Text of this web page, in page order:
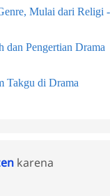
Mulai dari Religi -
dan Pengertian Drama
Takgu di Drama
karena